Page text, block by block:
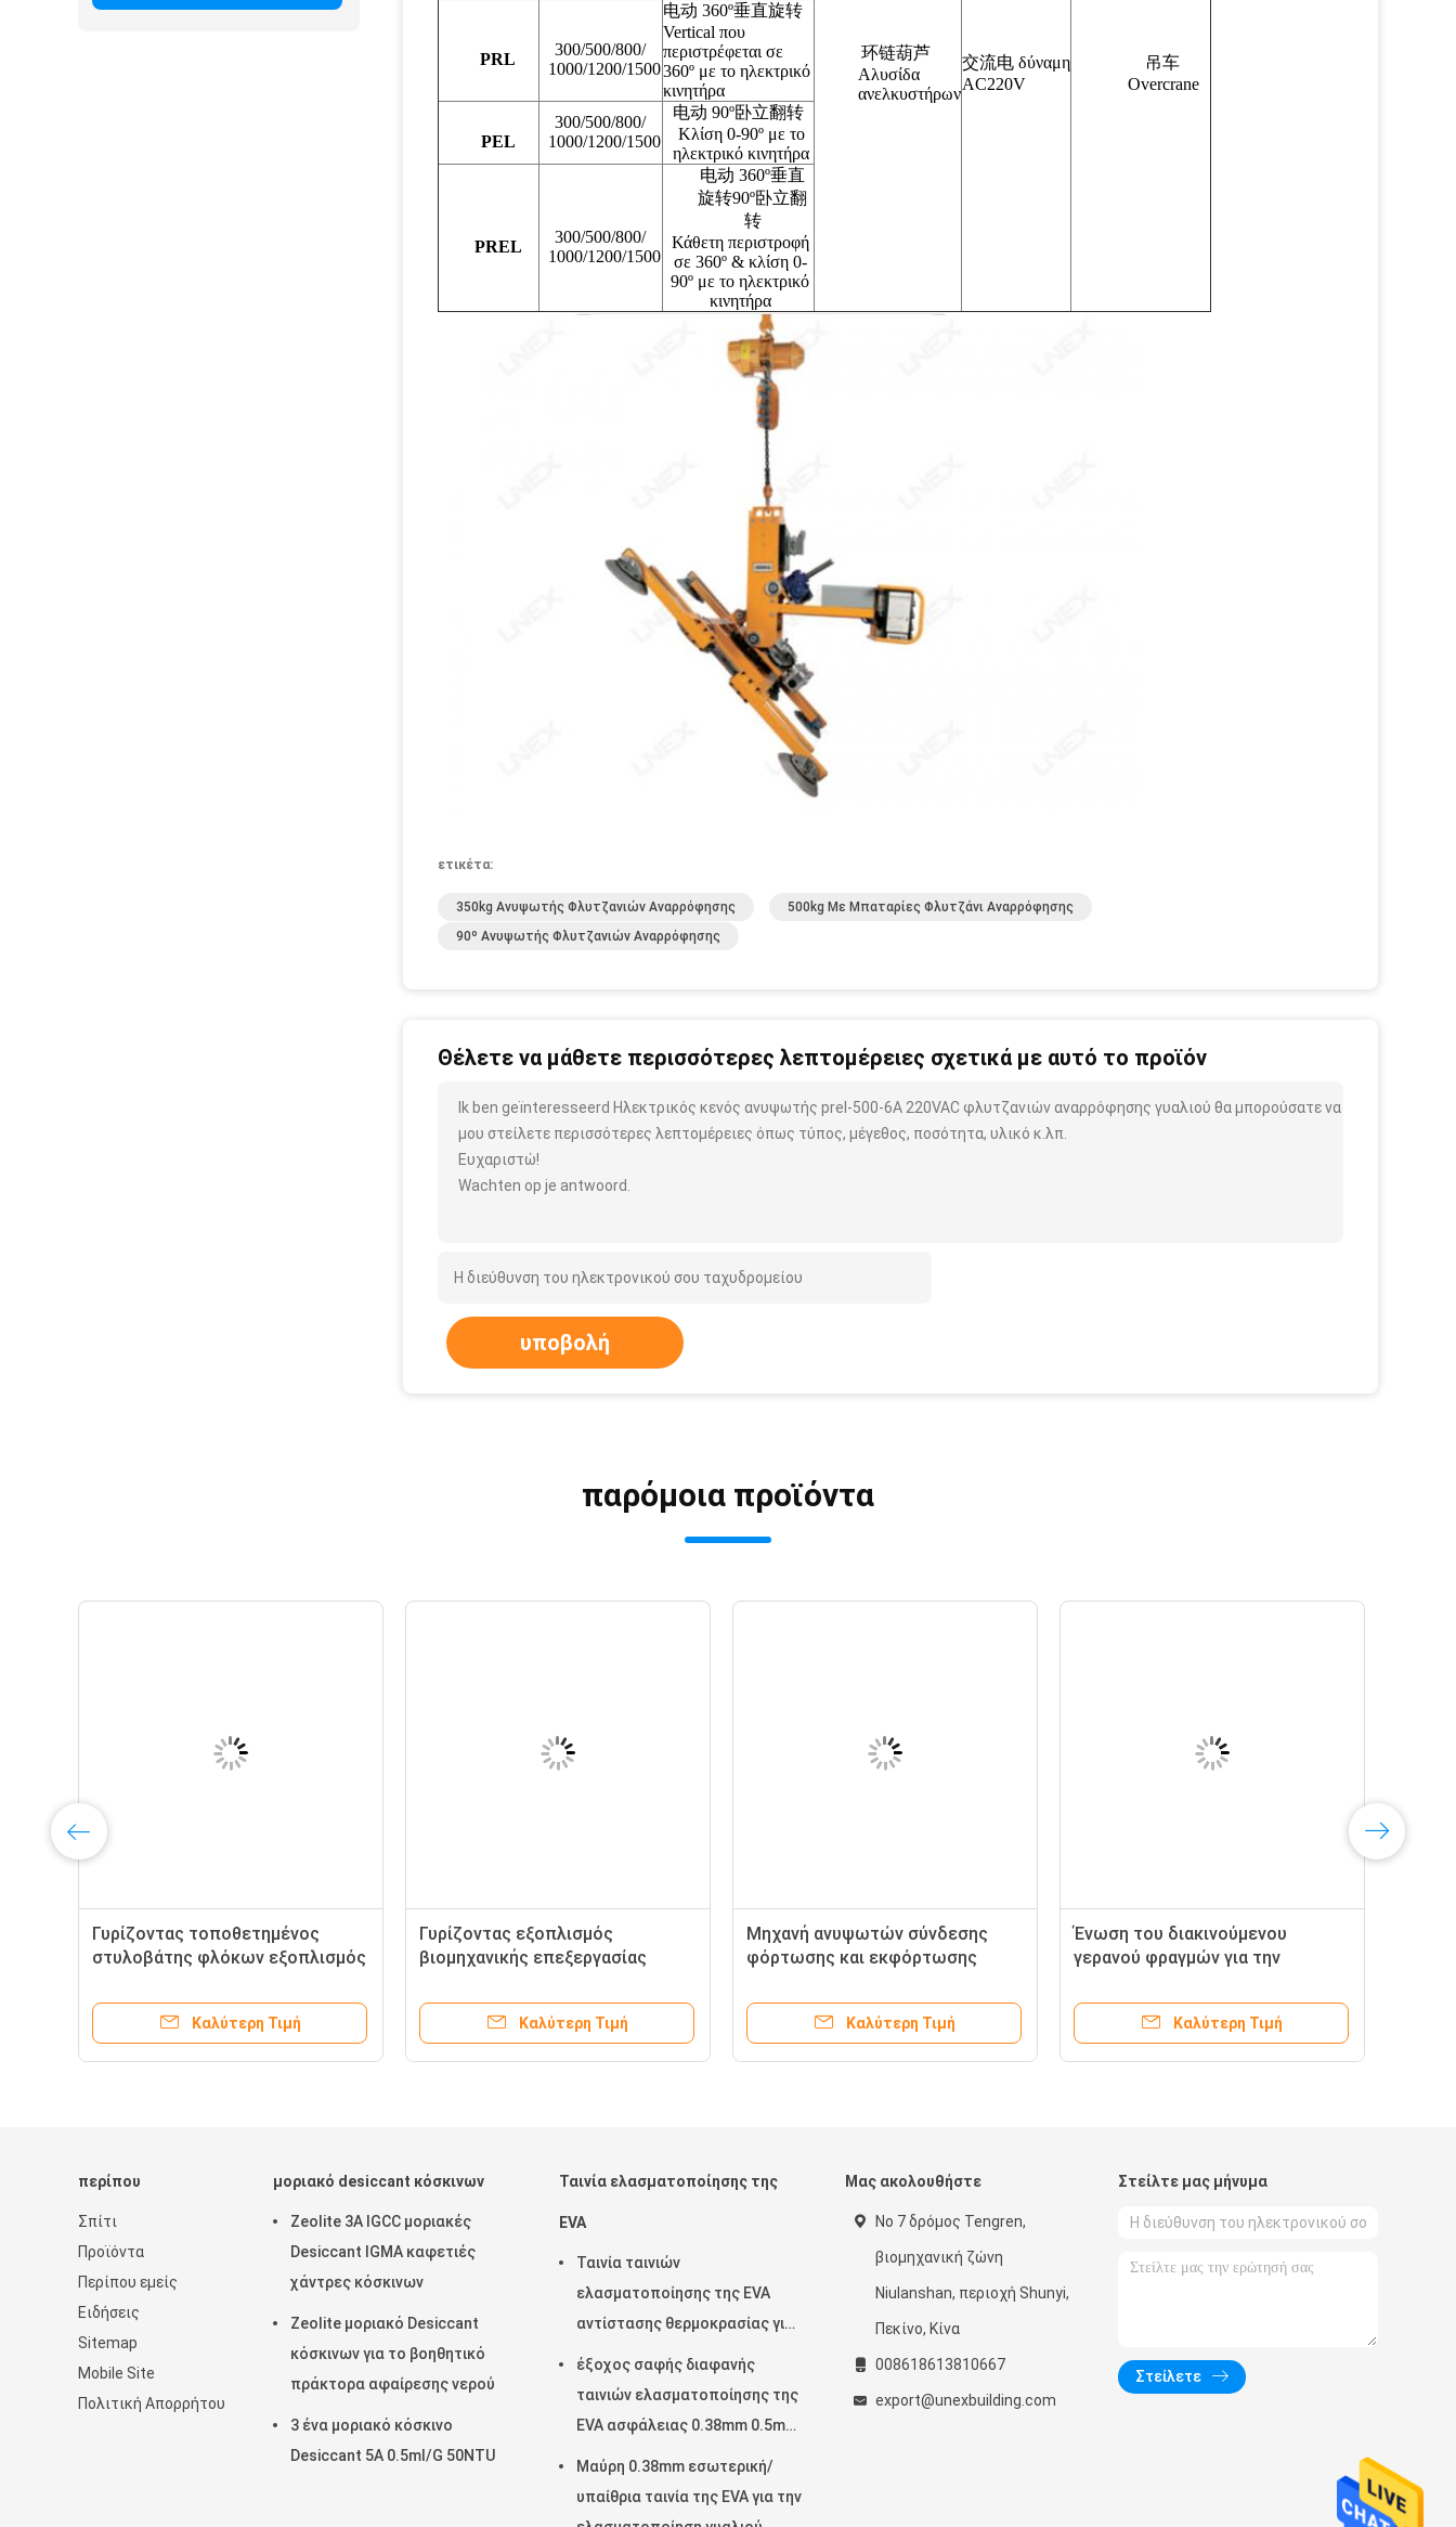
环链葫芦
Αλυσίδα
ανελκυστήρων
交流电 δύναμη
AC220V
吊车
Overcrane
PRL
300/500/800/
1000/1200/1500
电动 360º垂直旋转
Vertical που
περιστρέφεται σε
360º με το ηλεκτρικό
κινητήρα
PEL
300/500/800/
1000/1200/1500
电动 90º卧立翻转
Κλίση 0-90º με το
ηλεκτρικό κινητήρα
PREL
300/500/800/
1000/1200/1500
电动 360º垂直
旋转90º卧立翻
转
Κάθετη περιστροφή
σε 360º & κλίση 0-
90º με το ηλεκτρικό
κινητήρα
ετικέτα:
350kg Ανυψωτής Φλυτζανιών Αναρρόφησης
500kg Με Μπαταρίες Φλυτζάνι Αναρρόφησης
90º Ανυψωτής Φλυτζανιών Αναρρόφησης
Θέλετε να μάθετε περισσότερες λεπτομέρειες σχετικά με αυτό το προϊόν
Ik ben geïnteresseerd Ηλεκτρικός κενός ανυψωτής prel-500-6A 220VAC φλυτζανιών αναρρόφησης γυαλιού θα μπορούσατε να
μου στείλετε περισσότερες λεπτομέρειες όπως τύπος, μέγεθος, ποσότητα, υλικό κ.λπ.
Ευχαριστώ!
Wachten op je antwoord.
υποβολή
παρόμοια προϊόντα
Γυρίζοντας τοποθετημένος
στυλοβάτης φλόκων εξοπλισμός
Καλύτερη Τιμή
Γυρίζοντας εξοπλισμός
βιομηχανικής επεξεργασίας
Καλύτερη Τιμή
Μηχανή ανυψωτών σύνδεσης
φόρτωσης και εκφόρτωσης
Καλύτερη Τιμή
Ένωση του διακινούμενου
γερανού φραγμών για την
γυαλιού
Καλύτερη Τιμή
περίπου
Σπίτι
Προϊόντα
Περίπου εμείς
Ειδήσεις
Sitemap
Mobile Site
Πολιτική Απορρήτου
μοριακό desiccant κόσκινων
Zeolite 3A IGCC μοριακές
Desiccant IGMA καφετιές
χάντρες κόσκινων
Zeolite μοριακό Desiccant
κόσκινων για το βοηθητικό
πράκτορα αφαίρεσης νερού
3 ένα μοριακό κόσκινο
Desiccant 5A 0.5ml/G 50NTU
Ταινία ελασματοποίησης της
EVA
Ταινία ταινιών
ελασματοποίησης της EVA
αντίστασης θερμοκρασίας για
την επεξεργασία γυαλιού
έξοχος σαφής διαφανής
ταινιών ελασματοποίησης της
EVA ασφάλειας 0.38mm 0.5mm
0.76mm για το γυαλί
Μαύρη 0.38mm εσωτερική/
υπαίθρια ταινία της EVA για την
Μας ακολουθήστε
Νο 7 δρόμος Tengren,
βιομηχανική ζώνη
Niulanshan, περιοχή Shunyi,
Πεκίνο, Κίνα
008618613810667
export@unexbuilding.com
Στείλτε μας μήνυμα
Στείλετε